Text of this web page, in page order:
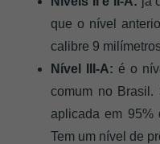
que o nível
calibre 9
Nível III-A: é o
comum no Brasil.
aplicada em 95%
Tem um nível de